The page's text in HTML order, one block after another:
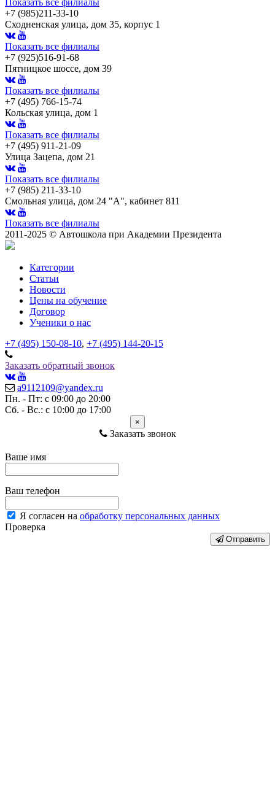
Показать все филиалы
+7 (985)211-33-10
Сходненская улица, дом 35, корпус 1
Показать все филиалы
+7 (925)516-91-68
Пятницкое шоссе, дом 39
Показать все филиалы
+7 (495) 766-15-74
Кольская улица, дом 1
Показать все филиалы
+7 (495) 911-21-09
Улица Зацепа, дом 21
Показать все филиалы
+7 (985) 211-33-10
Смольная улица, дом 24 "А", кабинет 811
Показать все филиалы
2011-2025 © Автошкола при Академии Президента
Категории
Статьи
Новости
Цены на обучение
Договор
Ученики о нас
+7 (495) 150-08-10, +7 (495) 144-20-15
Заказать обратный звонок
a9112109@yandex.ru
Пн. - Пт: с 09:00 до 20:00
Сб. - Вс.: с 10:00 до 17:00
×
Заказать звонок
Ваше имя
Ваш телефон
Я согласен на обработку персональных данных
Проверка
Отправить